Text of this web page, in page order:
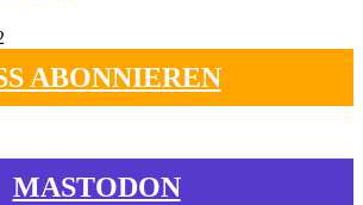
ABONNIEREN
MASTODON